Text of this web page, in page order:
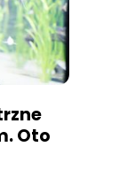
Oto